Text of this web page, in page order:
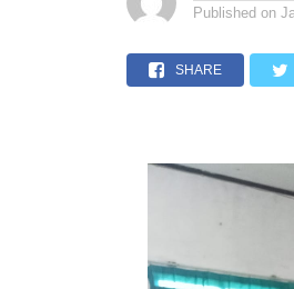
Published on
SHARE